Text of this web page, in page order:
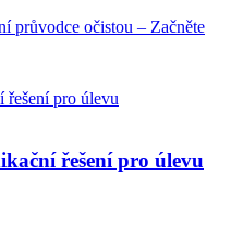
průvodce očistou – Začněte
řešení pro úlevu